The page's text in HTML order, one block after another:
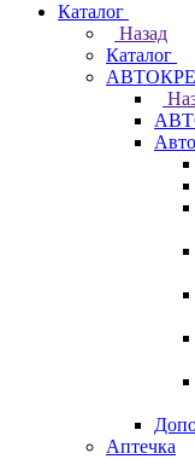
Каталог
Назад
Каталог
Аптечка